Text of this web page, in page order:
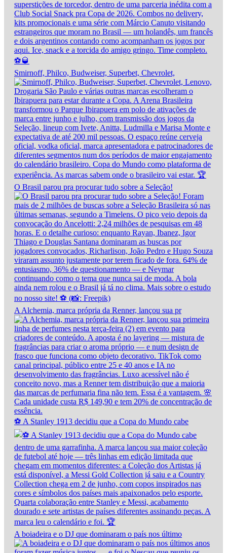
Smirnoff, Philco, Budweiser, Superbet, Chevrolet,
O Brasil parou pra procurar tudo sobre a Seleção!
A Alchemia, marca própria da Renner, lançou sua pr
⚽ A Stanley 1913 decidiu que a Copa do Mundo cabe
A boiadeira e o DJ que dominaram o país nos último